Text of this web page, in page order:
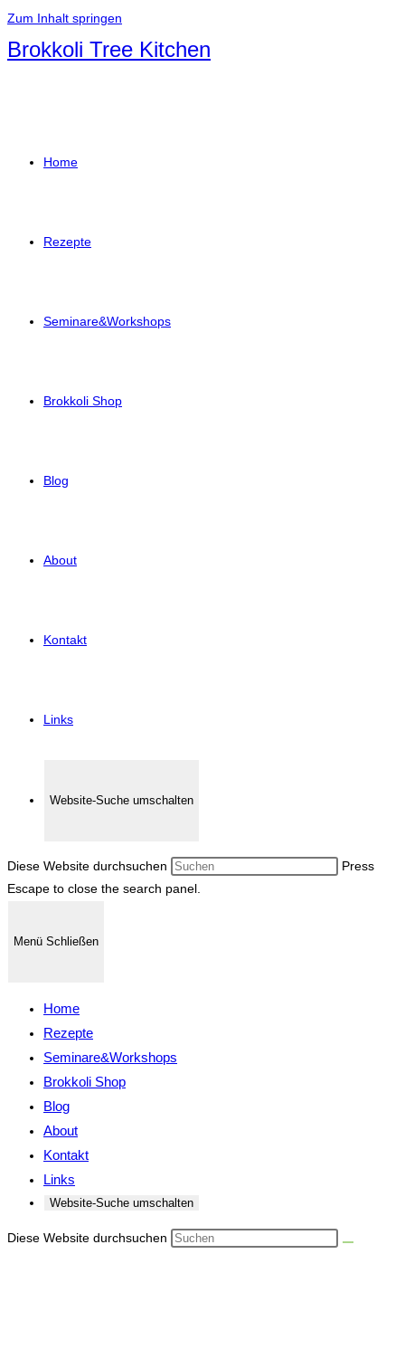
Zum Inhalt springen
Brokkoli Tree Kitchen
Home
Rezepte
Seminare&Workshops
Brokkoli Shop
Blog
About
Kontakt
Links
Website-Suche umschalten
Diese Website durchsuchen
Press
Escape to close the search panel.
Menü Schließen
Home
Rezepte
Seminare&Workshops
Brokkoli Shop
Blog
About
Kontakt
Links
Website-Suche umschalten
Diese Website durchsuchen